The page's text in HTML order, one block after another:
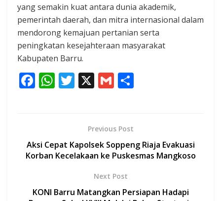
yang semakin kuat antara dunia akademik,
pemerintah daerah, dan mitra internasional dalam
mendorong kemajuan pertanian serta
peningkatan kesejahteraan masyarakat
Kabupaten Barru.
F
o
o
W
A
p
T
er
X G
l
Previous Post
Aksi Cepat Kapolsek Soppeng Riaja Evakuasi
Korban Kecelakaan ke Puskesmas Mangkoso
Next Post
KONI Barru Matangkan Persiapan Hadapi